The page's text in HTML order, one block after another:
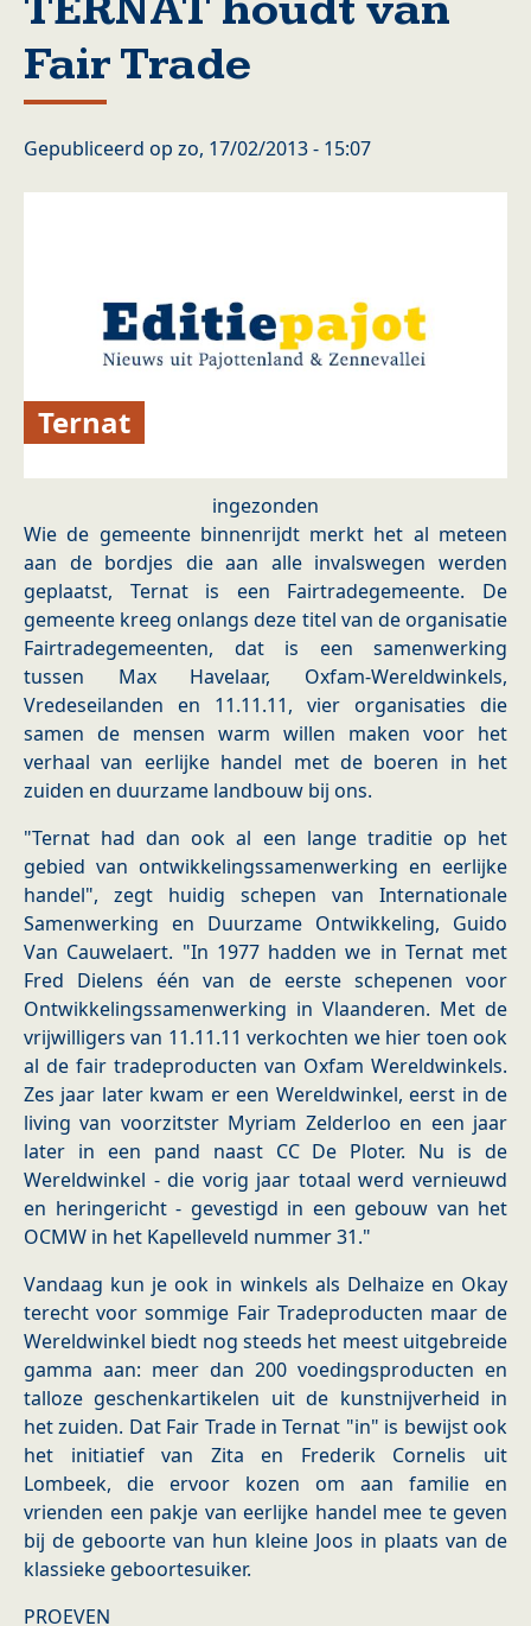
Fair Trade
Gepubliceerd op zo, 17/02/2013 - 15:07
Ternat
ingezonden
Wie de gemeente binnenrijdt merkt het al meteen
aan de bordjes die aan alle invalswegen werden
geplaatst, Ternat is een Fairtradegemeente. De
gemeente kreeg onlangs deze titel van de organisatie
Fairtradegemeenten, dat is een samenwerking
tussen Max Havelaar, Oxfam-Wereldwinkels,
Vredeseilanden en 11.11.11, vier organisaties die
samen de mensen warm willen maken voor het
verhaal van eerlijke handel met de boeren in het
zuiden en duurzame landbouw bij ons.
"Ternat had dan ook al een lange traditie op het
gebied van ontwikkelingssamenwerking en eerlijke
handel", zegt huidig schepen van Internationale
Samenwerking en Duurzame Ontwikkeling, Guido
Van Cauwelaert. "In 1977 hadden we in Ternat met
Fred Dielens één van de eerste schepenen voor
Ontwikkelingssamenwerking in Vlaanderen. Met de
vrijwilligers van 11.11.11 verkochten we hier toen ook
al de fair tradeproducten van Oxfam Wereldwinkels.
Zes jaar later kwam er een Wereldwinkel, eerst in de
living van voorzitster Myriam Zelderloo en een jaar
later in een pand naast CC De Ploter. Nu is de
Wereldwinkel - die vorig jaar totaal werd vernieuwd
en heringericht - gevestigd in een gebouw van het
OCMW in het Kapelleveld nummer 31."
Vandaag kun je ook in winkels als Delhaize en Okay
terecht voor sommige Fair Tradeproducten maar de
Wereldwinkel biedt nog steeds het meest uitgebreide
gamma aan: meer dan 200 voedingsproducten en
talloze geschenkartikelen uit de kunstnijverheid in
het zuiden. Dat Fair Trade in Ternat "in" is bewijst ook
het initiatief van Zita en Frederik Cornelis uit
Lombeek, die ervoor kozen om aan familie en
vrienden een pakje van eerlijke handel mee te geven
bij de geboorte van hun kleine Joos in plaats van de
klassieke geboortesuiker.
PROEVEN